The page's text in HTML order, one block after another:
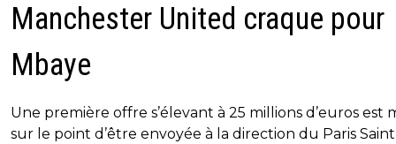
Manchester United craque pour
Mbaye
Une première offre s’élevant à 25 millions d’euros est
sur le point d’être envoyée à la direction du Paris